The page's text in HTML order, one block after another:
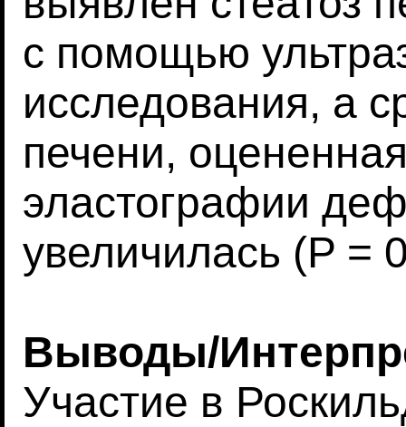
с помощью
исследования, а
печени,
эластографии
увеличилась (P =
Выводы/
Участие в